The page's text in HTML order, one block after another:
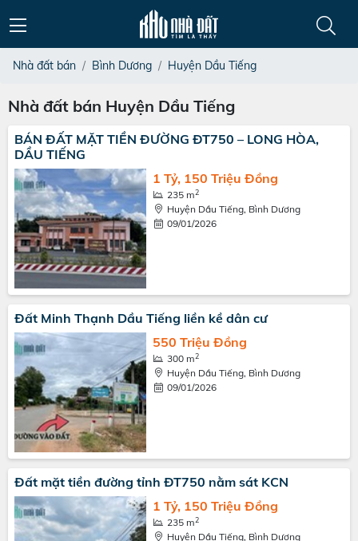
Nhà đất bán Bình Dương Huyện Dầu Tiếng
Nhà đất bán Huyện Dầu Tiếng
BÁN ĐẤT MẶT TIỀN ĐƯỜNG ĐT750 – LONG HÒA,
DẦU TIẾNG
1 Tỷ, 150 Triệu Đồng
235 m2
Huyện Dầu Tiếng, Bình Dương
09/01/2026
Đất Minh Thạnh Dầu Tiếng liền kề dân cư
550 Triệu Đồng
300 m2
Huyện Dầu Tiếng, Bình Dương
09/01/2026
Đất mặt tiền đường tỉnh ĐT750 nằm sát KCN
1 Tỷ, 150 Triệu Đồng
235 m2
Huyện Dầu Tiếng, Bình Dương